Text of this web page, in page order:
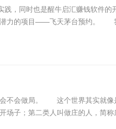
，同时也是醒牛启汇赚钱软件的
潜力的项目——飞天茅台预约。
不会做局。 这个世界其实就像
场子；第二类人叫做庄的人，简称